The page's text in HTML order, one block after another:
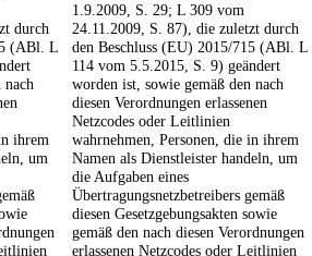
durch
(ABl. L
nach
ihrem
um
1.9.2009, S. 29; L 309 vom
24.11.2009, S. 87), die zuletzt durch
den Beschluss (EU) 2015/715 (ABl. L
114 vom 5.5.2015, S. 9) geändert
worden ist, sowie gemäß den nach
diesen Verordnungen erlassenen
Netzcodes oder Leitlinien
wahrnehmen, Personen, die in ihrem
Namen als Dienstleister handeln, um
die Aufgaben eines
Übertragungsnetzbetreibers gemäß
diesen Gesetzgebungsakten sowie
gemäß den nach diesen Verordnungen
erlassenen Netzcodes oder Leitlinien